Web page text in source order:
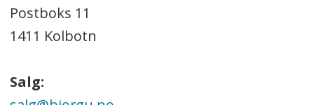
Postboks 11
1411 Kolbotn
Salg: